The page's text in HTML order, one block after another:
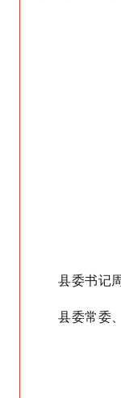
县委书记
县委常委